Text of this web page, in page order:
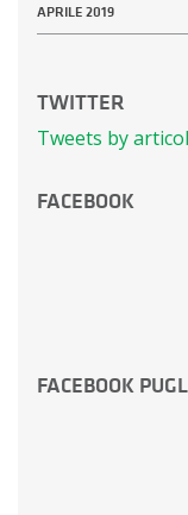
APRILE 2019
TWITTER
Tweets by
FACEBOOK
FACEBOOK